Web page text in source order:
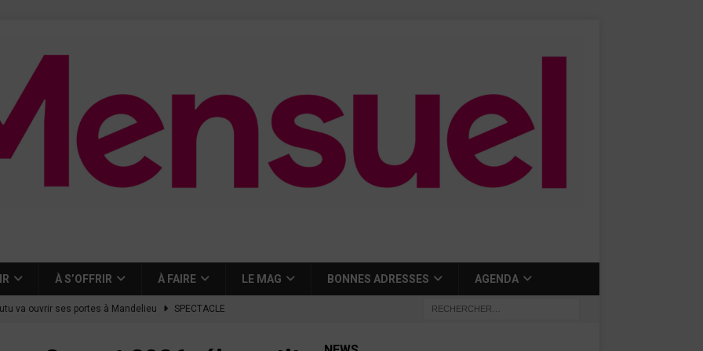
À S’OFFRIR À FAIRE LE MAG BONNES ADRESSES AGENDA
va ouvrir ses portes à Mandelieu SPECTACLE